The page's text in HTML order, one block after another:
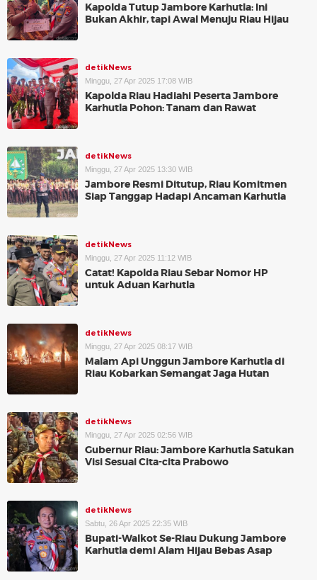
Kapolda Tutup Jambore Karhutla: Ini
Bukan Akhir, tapi Awal Menuju Riau Hijau
detikNews
Minggu, 27 Apr 2025 17:08 WIB
Kapolda Riau Hadiahi Peserta Jambore
Karhutla Pohon: Tanam dan Rawat
detikNews
Minggu, 27 Apr 2025 13:30 WIB
Jambore Resmi Ditutup, Riau Komitmen
Siap Tanggap Hadapi Ancaman Karhutla
detikNews
Minggu, 27 Apr 2025 11:12 WIB
Catat! Kapolda Riau Sebar Nomor HP
untuk Aduan Karhutla
detikNews
Minggu, 27 Apr 2025 08:17 WIB
Malam Api Unggun Jambore Karhutla di
Riau Kobarkan Semangat Jaga Hutan
detikNews
Minggu, 27 Apr 2025 02:56 WIB
Gubernur Riau: Jambore Karhutla Satukan
Visi Sesuai Cita-cita Prabowo
detikNews
Sabtu, 26 Apr 2025 22:35 WIB
Bupati-Walkot Se-Riau Dukung Jambore
Karhutla demi Alam Hijau Bebas Asap